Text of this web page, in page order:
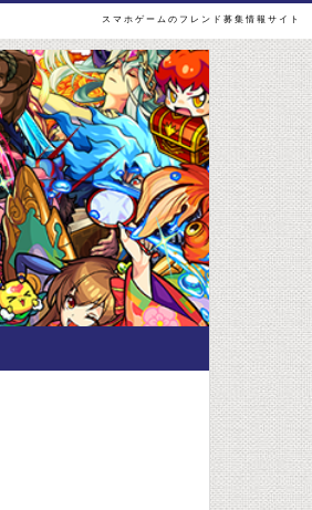
スマホゲームのフレンド募集情報サイト